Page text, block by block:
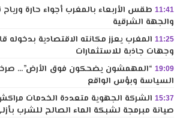
11:41 طقس الأربعاء بالمغرب أجواء حارة
والجهة الشرقية
11:25
وجهات جاذبة للاستثمارات
19:09 “المهمشون يضحكون فوق الأرض”…
السياسة وبؤس الواقع
15:37 الشركة الجهوية متعددة الخدمات
صيانة مبرمجة لشبكة الماء الصالح للشرب